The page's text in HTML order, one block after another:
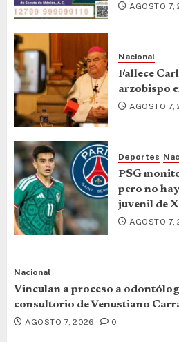
AGOSTO 7,
Nacional
Fallece
arzobispo
AGOSTO 7,
Deportes
PSG
pero no
juvenil de
AGOSTO 7,
Nacional
Vinculan a proceso a
consultorio de Venustiano
AGOSTO 7, 2026 0